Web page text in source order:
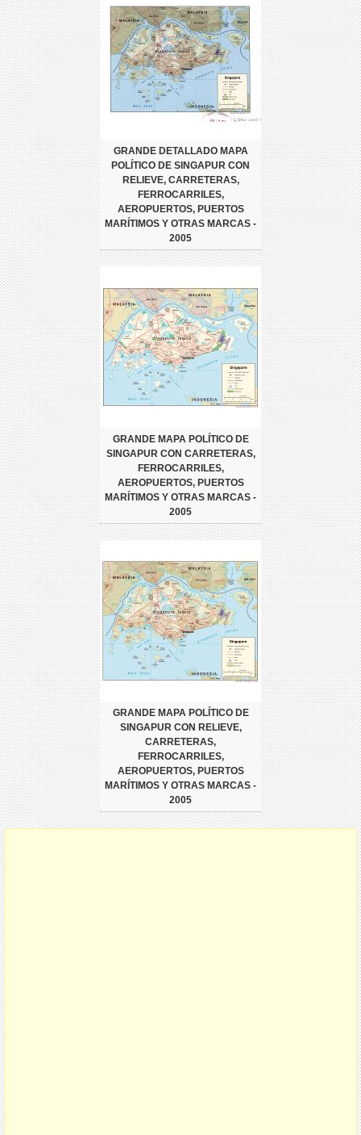
GRANDE DETALLADO MAPA
POLÍTICO DE SINGAPUR CON
RELIEVE, CARRETERAS,
FERROCARRILES,
AEROPUERTOS, PUERTOS
MARÍTIMOS Y OTRAS MARCAS -
2005
GRANDE MAPA POLÍTICO DE
SINGAPUR CON CARRETERAS,
FERROCARRILES,
AEROPUERTOS, PUERTOS
MARÍTIMOS Y OTRAS MARCAS -
2005
GRANDE MAPA POLÍTICO DE
SINGAPUR CON RELIEVE,
CARRETERAS,
FERROCARRILES,
AEROPUERTOS, PUERTOS
MARÍTIMOS Y OTRAS MARCAS -
2005